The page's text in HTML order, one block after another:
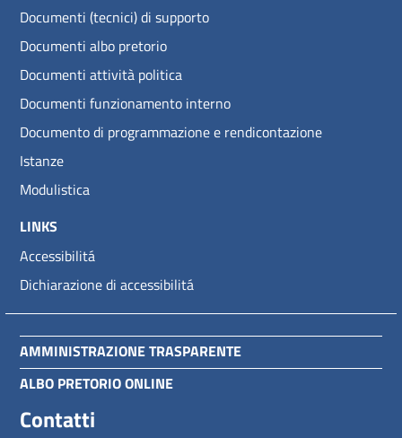
Documenti (tecnici) di supporto
Documenti albo pretorio
Documenti attività politica
Documenti funzionamento interno
Documento di programmazione e rendicontazione
Istanze
Modulistica
LINKS
Accessibilitá
Dichiarazione di accessibilitá
AMMINISTRAZIONE TRASPARENTE
ALBO PRETORIO ONLINE
Contatti